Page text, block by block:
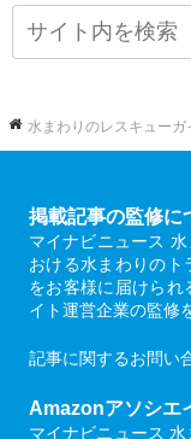
水まわりのレスキューガ
掲載記事の監修に
マイナビニュース
おける水まわりのト
をお客様に届けられ
イト運営企業の監修
記事に関するお問い
Amazonアソシエ
マイナビニュース